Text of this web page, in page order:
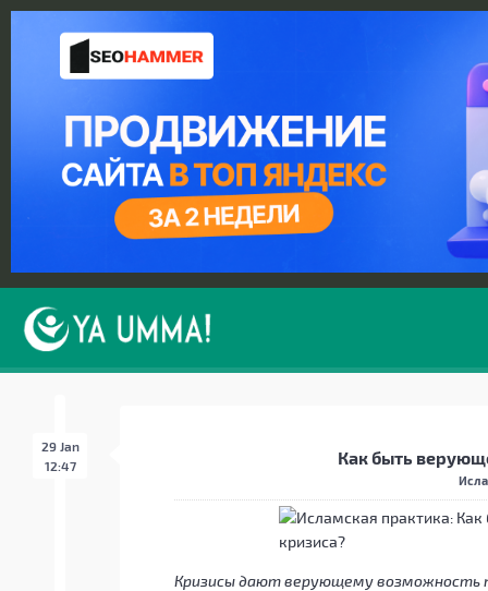
29 Jan
12:47
Как быть
Кризисы дают верующему возможность